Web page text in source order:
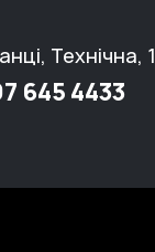
Технічна, 1
645 4433